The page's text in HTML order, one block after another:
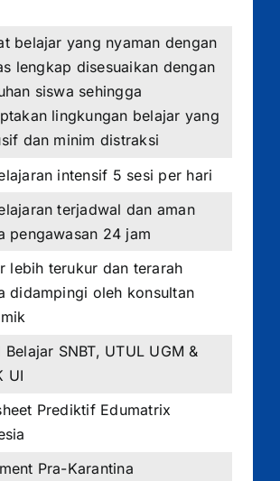
belajar yang nyaman dengan
lengkap disesuaikan dengan
siswa sehingga
lingkungan belajar yang
dan minim distraksi
intensif 5 sesi per hari
terjadwal dan aman
pengawasan 24 jam
lebih terukur dan terarah
didampingi oleh konsultan
Belajar SNBT, UTUL UGM &
UI
Prediktif Edumatrix
Pra-Karantina